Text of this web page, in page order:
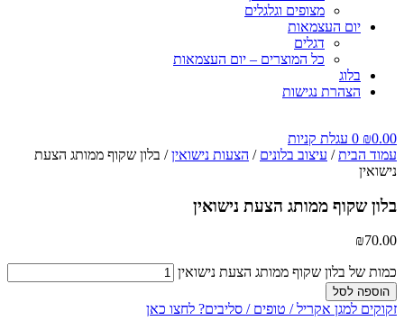
מצופים וגלגלים
יום העצמאות
דגלים
כל המוצרים – יום העצמאות
בלוג
הצהרת נגישות
₪0.00
0 עגלת קניות
עמוד הבית/ עיצוב בלונים / הצעות נישואין/ בלון שקוף ממותג הצעת
נישואין
בלון שקוף ממותג הצעת נישואין
₪70.00
כמות של בלון שקוף ממותג הצעת נישואין
הוספה לסל
זקוקים למגן אקריל / טופים / סליבים? לחצו כאן